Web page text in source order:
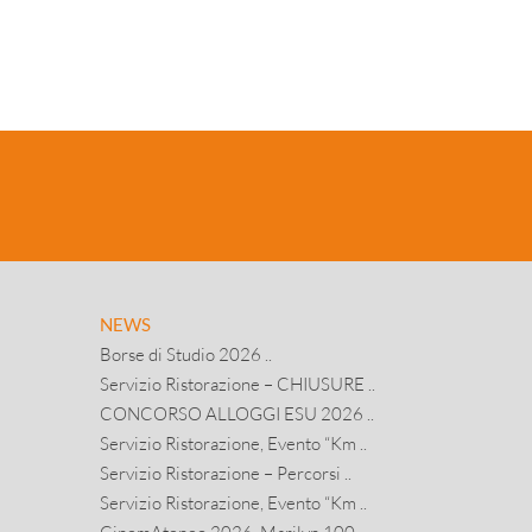
NEWS
Borse di Studio 2026 ..
Servizio Ristorazione – CHIUSURE ..
CONCORSO ALLOGGI ESU 2026 ..
Servizio Ristorazione, Evento “Km ..
Servizio Ristorazione – Percorsi ..
Servizio Ristorazione, Evento “Km ..